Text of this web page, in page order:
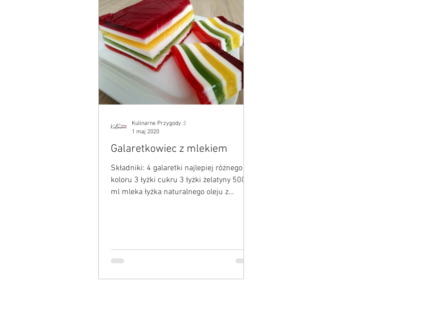
Galaretkowiec z mlekiem
Składniki: 4 galaretki najlepiej różnego
koloru 3 łyżki cukru 3 łyżki żelatyny 500
ml mleka łyżka naturalnego oleju z
Kulinarne Przygody :)
1 maj 2020